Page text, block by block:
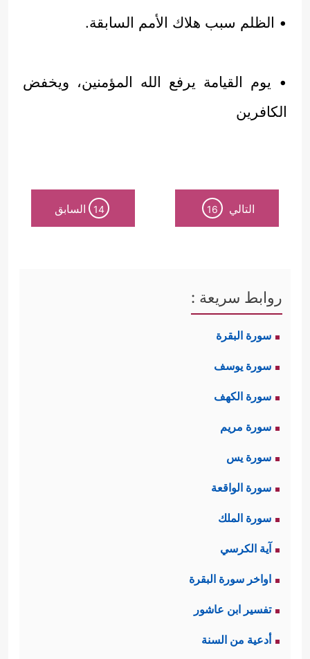
• الظلم سبب هلاك الأمم السابقة.
• يوم القيامة يرفع الله المؤمنين، ويخفض
الكافرين
التالي 16
14 السابق
روابط سريعة :
سورة البقرة
سورة يوسف
سورة الكهف
سورة مريم
سورة يس
سورة الواقعة
سورة الملك
آية الكرسي
اواخر سورة البقرة
تفسير ابن عاشور
أدعية من السنة